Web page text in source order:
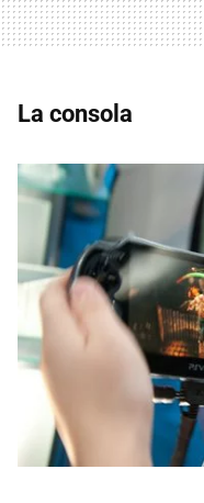
La consola